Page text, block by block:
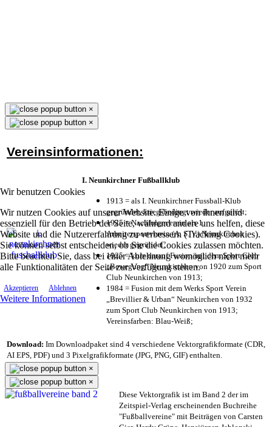
Wir benutzen Cookies
Wir nutzen Cookies auf unserer Website. Einige von ihnen sind
essenziell für den Betrieb der Seite, während andere uns helfen, diese
Website und die Nutzererfahrung zu verbessern (Tracking Cookies).
Sie können selbst entscheiden, ob Sie die Cookies zulassen möchten.
Bitte beachten Sie, dass bei einer Ablehnung womöglich nicht mehr
alle Funktionalitäten der Seite zur Verfügung stehen.
Akzeptieren Ablehnen
Weitere Informationen
×
×
Vereinsinformationen:
I. Neunkirchner Fußballklub
1913 = als I. Neunkirchner Fussball-Klub
gegründet, kriegsbedingt wieder aufgelöst;
1925 = Nachfolgeverein als 1.
Arbeitersportverein (A. S. V.) Neunkirchen
wieder gegründet;
1925 = kurz darauf Fusion mit dem Sport Club
„Bewegung“ Neunkirchen von 1920 zum Sport
Club Neunkirchen von 1913;
1984 = Fusion mit dem Werks Sport Verein
„Brevillier & Urban“ Neunkirchen von 1932
zum Sport Club Neunkirchen von 1913;
Vereinsfarben: Blau-Weiß;
Download: Im Downloadpaket sind 4 verschiedene Vektorgrafikformate (CDR,
AI EPS, PDF) und 3 Pixelgrafikformate (JPG, PNG, GIF) enthalten.
×
×
Diese Vektorgrafik ist im Band 2 der im
Zeitspiel-Verlag erscheinenden Buchreihe
"Fußballvereine" mit Beiträgen von Carsten